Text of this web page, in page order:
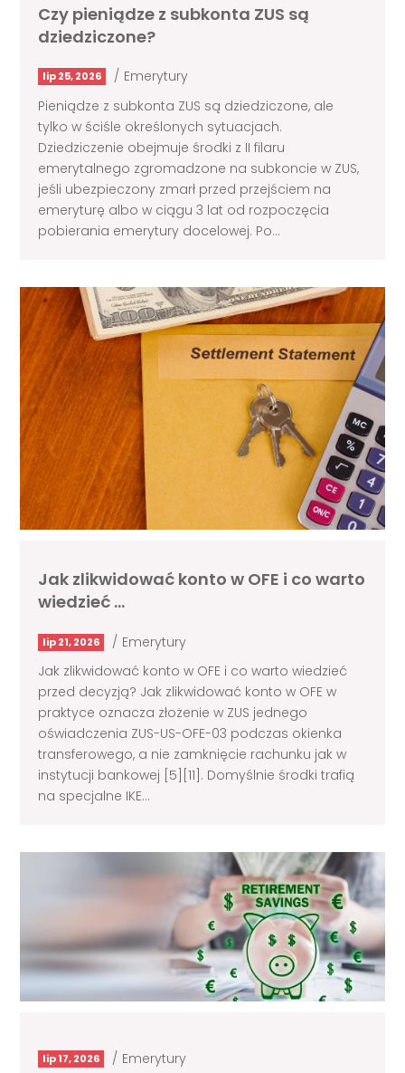
Czy pieniądze z subkonta ZUS są
dziedziczone?
lip 25, 2026 / Emerytury
Pieniądze z subkonta ZUS są dziedziczone, ale
tylko w ściśle określonych sytuacjach.
Dziedziczenie obejmuje środki z II filaru
emerytalnego zgromadzone na subkoncie w ZUS,
jeśli ubezpieczony zmarł przed przejściem na
emeryturę albo w ciągu 3 lat od rozpoczęcia
pobierania emerytury docelowej. Po...
Jak zlikwidować konto w OFE i co warto
wiedzieć …
lip 21, 2026 / Emerytury
Jak zlikwidować konto w OFE i co warto wiedzieć
przed decyzją? Jak zlikwidować konto w OFE w
praktyce oznacza złożenie w ZUS jednego
oświadczenia ZUS-US-OFE-03 podczas okienka
transferowego, a nie zamknięcie rachunku jak w
instytucji bankowej [5][11]. Domyślnie środki trafią
na specjalne IKE...
lip 17, 2026 / Emerytury